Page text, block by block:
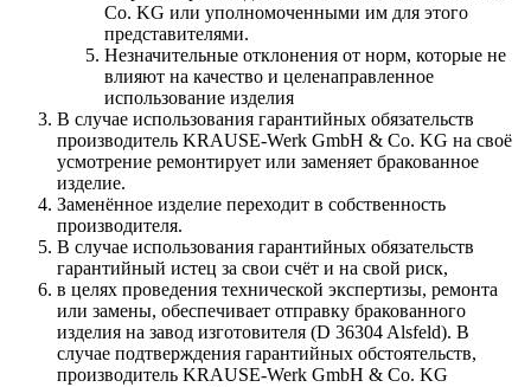
Со. KG или уполномоченными им для этого
представителями.
Незначительные отклонения от норм, которые не
влияют на качество и целенаправленное
использование изделия
В случае использования гарантийных обязательств
производитель KRAUSE-Werk GmbH & Со. KG на своё
усмотрение ремонтирует или заменяет бракованное
изделие.
Заменённое изделие переходит в собственность
производителя.
В случае использования гарантийных обязательств
гарантийный истец за свои счёт и на свой риск,
в целях проведения технической экспертизы, ремонта
или замены, обеспечивает отправку бракованного
изделия на завод изготовителя (D 36304 Alsfeld). В
случае подтверждения гарантийных обстоятельств,
производитель KRAUSE-Werk GmbH & Со. KG